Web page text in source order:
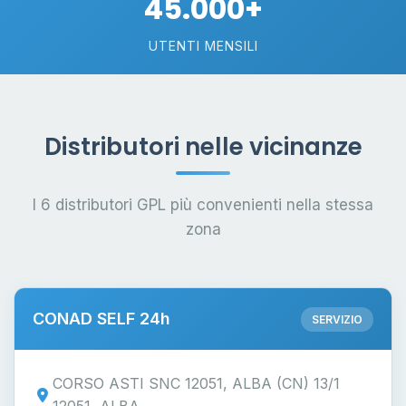
45.000+
UTENTI MENSILI
Distributori nelle vicinanze
I 6 distributori GPL più convenienti nella stessa
zona
CONAD SELF 24h SERVIZIO
CORSO ASTI SNC 12051, ALBA (CN) 13/1